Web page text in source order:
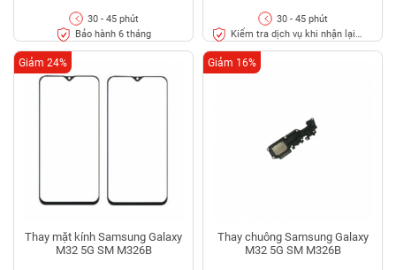
30 - 45 phút
Bảo hành 6 tháng
30 - 45 phút
Kiểm tra dịch vụ khi nhận lại
Thay mặt kính Samsung Galaxy
M32 5G SM M326B
Giảm 24%
Thay chuông Samsung Galaxy
M32 5G SM M326B
Giảm 16%